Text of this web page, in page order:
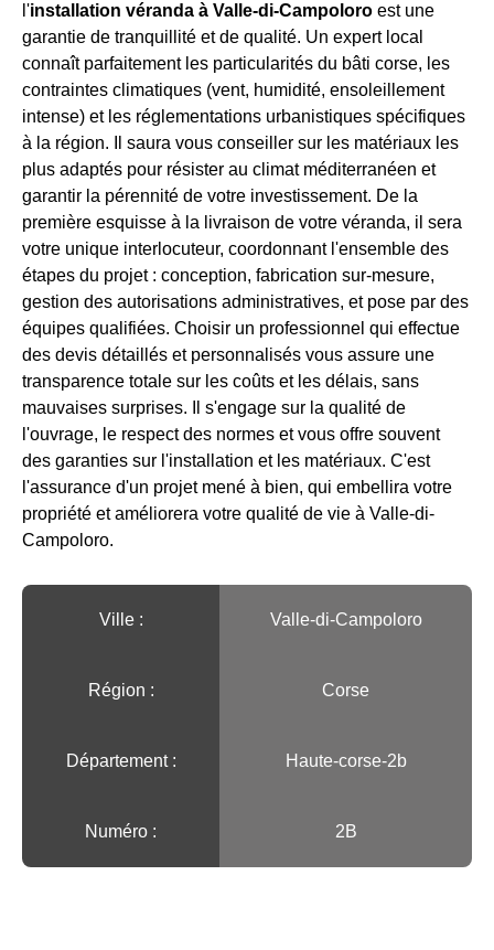
l'installation véranda à Valle-di-Campoloro est une
garantie de tranquillité et de qualité. Un expert local
connaît parfaitement les particularités du bâti corse, les
contraintes climatiques (vent, humidité, ensoleillement
intense) et les réglementations urbanistiques spécifiques
à la région. Il saura vous conseiller sur les matériaux les
plus adaptés pour résister au climat méditerranéen et
garantir la pérennité de votre investissement. De la
première esquisse à la livraison de votre véranda, il sera
votre unique interlocuteur, coordonnant l'ensemble des
étapes du projet : conception, fabrication sur-mesure,
gestion des autorisations administratives, et pose par des
équipes qualifiées. Choisir un professionnel qui effectue
des devis détaillés et personnalisés vous assure une
transparence totale sur les coûts et les délais, sans
mauvaises surprises. Il s'engage sur la qualité de
l'ouvrage, le respect des normes et vous offre souvent
des garanties sur l'installation et les matériaux. C'est
l'assurance d'un projet mené à bien, qui embellira votre
propriété et améliorera votre qualité de vie à Valle-di-
Campoloro.
Ville :️ Valle-di-Campoloro
Région :️ Corse
Département : Haute-corse-2b
Numéro : 2B